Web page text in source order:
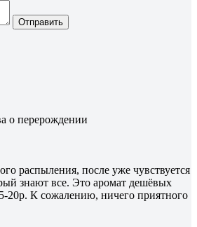
Отправить
о перерождении
распыления, после уже чувствуется
знают все. Это аромат дешёвых
20р. К сожалению, ничего приятного